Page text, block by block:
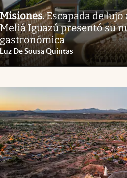
Misiones.Escapada de lujo
Meliá Iguazú presentó su
gastronómica
Luz De Sousa Quintas